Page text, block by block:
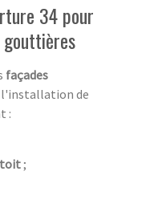
34 pour
façades
l'installation de
:
toit;